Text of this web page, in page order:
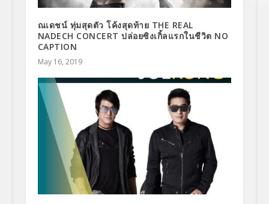
ณเดชน์ ทุ่มสุดตัว โค้งสุดท้าย THE REAL
NADECH CONCERT ปล่อยซิงเกิ้ลแรกในชีวิต NO
CAPTION
May 16, 2019